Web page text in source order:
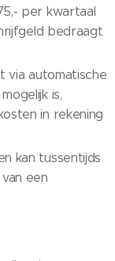
per kwartaal
bedraagt
via automatische
is,
in rekening
kan tussentijds
een